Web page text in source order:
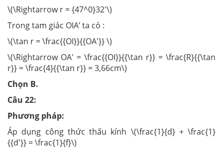
\(\Rightarrow r = {47^0}32'\)
Trong tam giác OIA’ ta có :
\(\tan r = \frac{{OI}}{{OA'}} \)
\(\Rightarrow OA' = \frac{{OI}}{{\tan r}} = \frac{R}{{\tan
r}} = \frac{4}{{\tan r}} = 3,66cm\)
Chọn B.
Câu 22:
Phương pháp:
Áp dụng công thức thấu kính \(\frac{1}{d} + \frac{1}
{{d'}} = \frac{1}{f}\)